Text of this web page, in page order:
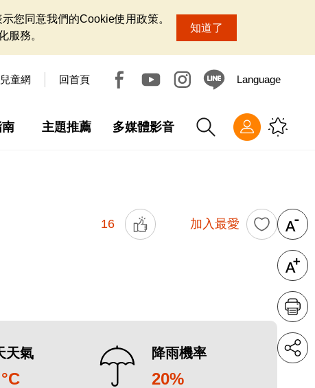
您同意我們的Cookie使用政策。
服務。
知道了
兒童網 回首頁 Language
主題推薦 多媒體影音
16 加入最愛
天氣 降雨機率
20%